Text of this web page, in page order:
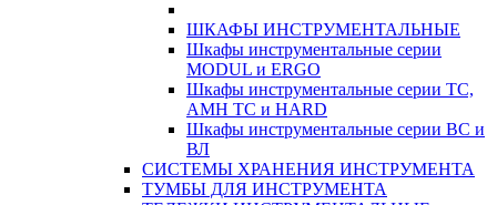
ШКАФЫ ИНСТРУМЕНТАЛЬНЫЕ
Шкафы инструментальные серии
MODUL и ERGO
Шкафы инструментальные серии ТС,
АМН ТС и HARD
Шкафы инструментальные серии ВС и
ВЛ
СИСТЕМЫ ХРАНЕНИЯ ИНСТРУМЕНТА
ТУМБЫ ДЛЯ ИНСТРУМЕНТА